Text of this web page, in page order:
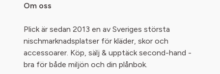
Om oss
Plick är sedan 2013 en av Sveriges största
nischmarknadsplatser för kläder, skor och
accessoarer. Köp, sälj & upptäck second-hand -
bra för både miljön och din plånbok.